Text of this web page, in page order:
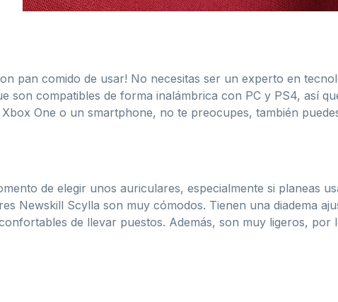
pan comido de usar! No necesitas ser un experto en
son compatibles de forma inalámbrica con PC y PS4, así
One o un smartphone, no te preocupes, también
de elegir unos auriculares, especialmente si planeas
Newskill Scylla son muy cómodos. Tienen una diadema
de llevar puestos. Además, son muy ligeros, por